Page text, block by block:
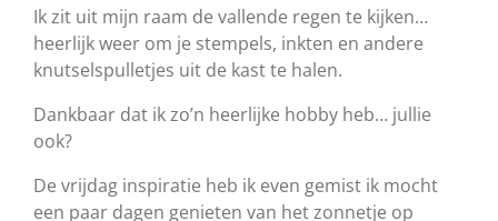
Ik zit uit mijn raam de vallende regen te kijken…
heerlijk weer om je stempels, inkten en andere
knutselspulletjes uit de kast te halen.
Dankbaar dat ik zo’n heerlijke hobby heb… jullie
ook?
De vrijdag inspiratie heb ik even gemist ik mocht
een paar dagen genieten van het zonnetje op